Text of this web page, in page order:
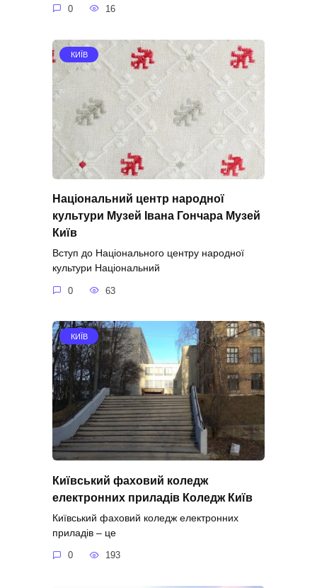
0 16
КИЇВ
Національний центр народної
культури Музей Івана Гончара Музей
Київ
Вступ до Національного центру народної
культури Національний
0 63
КИЇВ
Київський фаховий коледж
електронних приладів Коледж Київ
Київський фаховий коледж електронних
приладів – це
0 193